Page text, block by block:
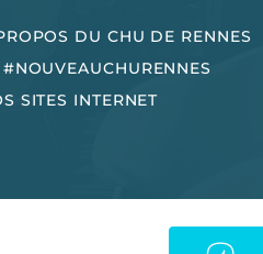
DU CHU DE RENNES
#NOUVEAUCHURENNES
SITES INTERNET